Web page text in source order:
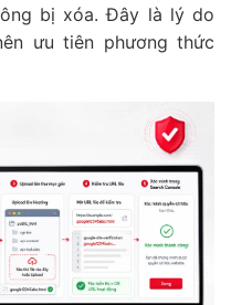
bị xóa. Đây là lý do
ưu tiên phương thức